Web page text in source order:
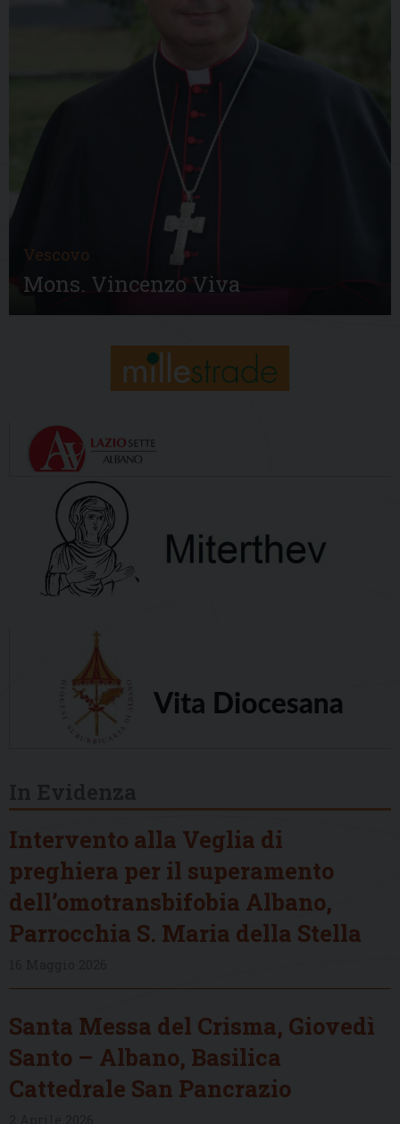
Vescovo
Mons. Vincenzo Viva
Intervento alla Veglia di
preghiera per il superamento
dell’omotransbifobia Albano,
Parrocchia S. Maria della Stella
Santa Messa del Crisma, Giovedì
Santo – Albano, Basilica
Cattedrale San Pancrazio